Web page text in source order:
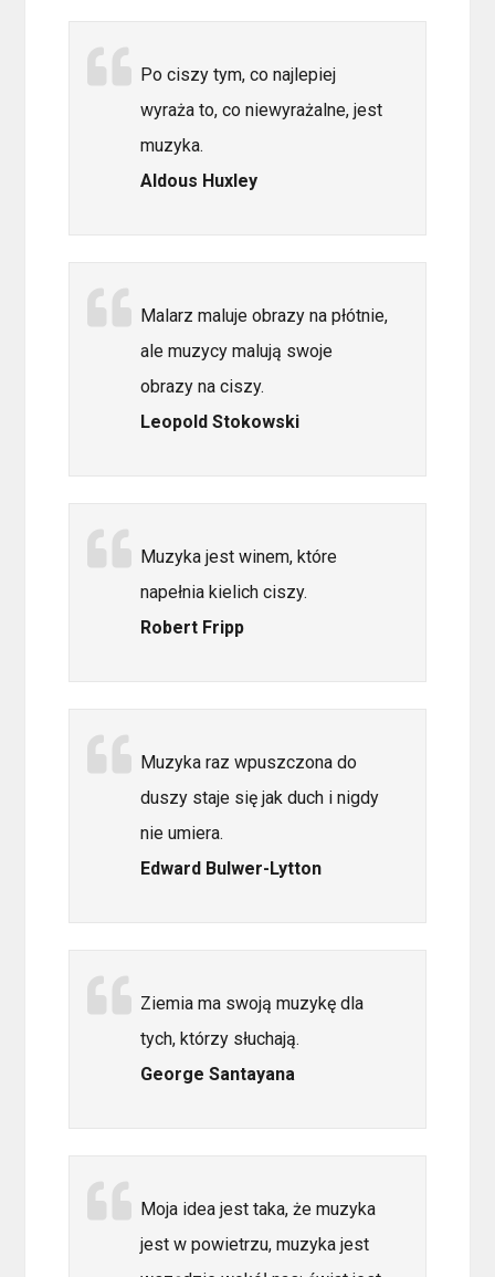
Po ciszy tym, co najlepiej
wyraża to, co niewyrażalne, jest
muzyka.
Aldous Huxley
Malarz maluje obrazy na płótnie,
ale muzycy malują swoje
obrazy na ciszy.
Leopold Stokowski
Muzyka jest winem, które
napełnia kielich ciszy.
Robert Fripp
Muzyka raz wpuszczona do
duszy staje się jak duch i nigdy
nie umiera.
Edward Bulwer-Lytton
Ziemia ma swoją muzykę dla
tych, którzy słuchają.
George Santayana
Moja idea jest taka, że muzyka
jest w powietrzu, muzyka jest